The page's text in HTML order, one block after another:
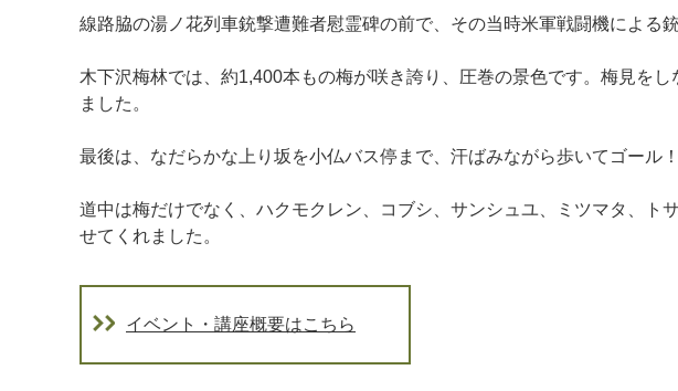
線路脇の湯ノ花列車銃撃遭難者慰霊碑の前で、その当時米軍戦闘機による
木下沢梅林では、約1,400本もの梅が咲き誇り、圧巻の景色です。梅見を
ました。
最後は、なだらかな上り坂を小仏バス停まで、汗ばみながら歩いてゴール！
道中は梅だけでなく、ハクモクレン、コブシ、サンシュユ、ミツマタ、ト
せてくれました。
イベント・講座概要はこちら